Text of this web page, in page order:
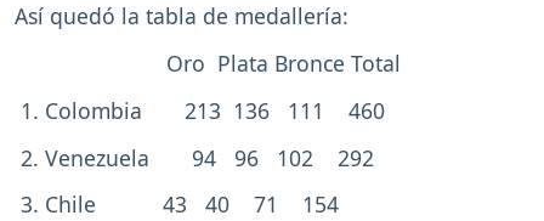
Así quedó la tabla de medallería:
Oro Plata Bronce Total
1. Colombia 213 136 111 460
2. Venezuela 94 96 102 292
3. Chile 43 40 71 154